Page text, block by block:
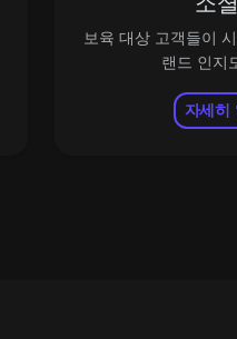
보육 대상 고객들이
랜드 인지
자세히